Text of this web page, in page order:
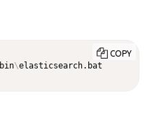
bin\elasticsearch.bat
COPY